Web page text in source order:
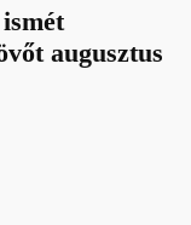
augusztus